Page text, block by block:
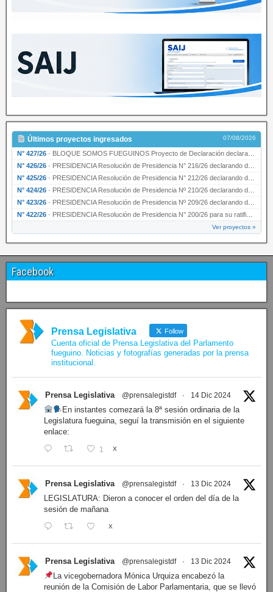
Últimos proyectos ingresados 07/08/2026
N° 427/26 · BLOQUE SOMOS FUEGUINOS Proyecto de Declaración declarando de interés provincial PRESIDENCI…
N° 426/26 · PRESIDENCIA Resolución de Presidencia N° 216/26 declarando de interés provincial la labor …
N° 425/26 · PRESIDENCIA Resolución de Presidencia N° 212/26 declarando de interés provincial el “50° A…
N° 424/26 · PRESIDENCIA Resolución de Presidencia Nº 210/26 declarando de interés provincial el proyec…
N° 423/26 · PRESIDENCIA Resolución de Presidencia Nº 209/26 declarando de interés provincial la presen…
N° 422/26 · PRESIDENCIA Resolución de Presidencia N° 200/26 para su ratificación.
Ver proyectos »
Facebook
Prensa Legislativa Follow
Cuenta oficial de Prensa Legislativa del Parlamento
fueguino. Noticias y fotografías generadas por la prensa
institucional.
Prensa Legislativa @prensalegistdf · 14 Dic 2024
En instantes comezará la 8ª sesión ordinaria de la
Legislatura fueguina, seguí la transmisión en el siguiente
enlace:
1 X
Prensa Legislativa @prensalegistdf · 13 Dic 2024
LEGISLATURA: Dieron a conocer el orden del día de la
sesión de mañana
X
Prensa Legislativa @prensalegistdf · 13 Dic 2024
La vicegobernadora Mónica Urquiza encabezó la
reunión de la Comisión de Labor Parlamentaria, que se llevó